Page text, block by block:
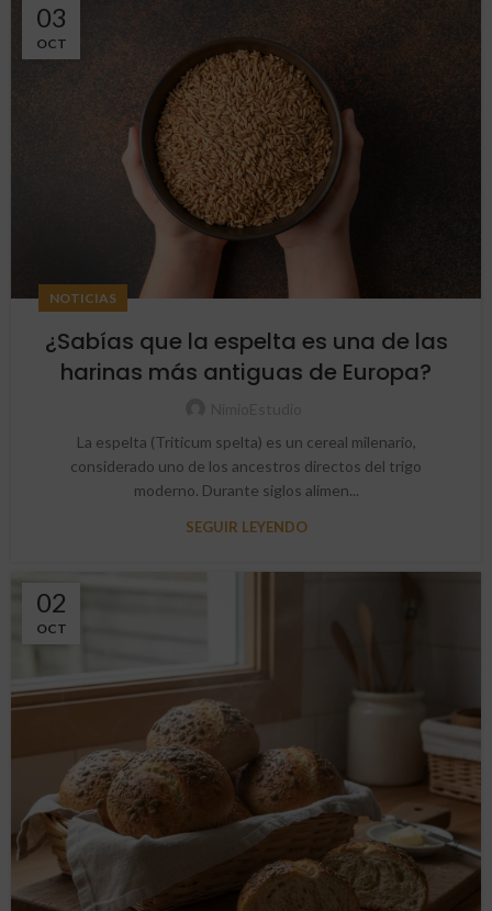
03
OCT
NOTICIAS
¿Sabías que la espelta es una de las
harinas más antiguas de Europa?
La espelta (Triticum spelta) es un cereal milenario,
considerado uno de los ancestros directos del trigo
moderno. Durante siglos alimen...
SEGUIR LEYENDO
02
OCT